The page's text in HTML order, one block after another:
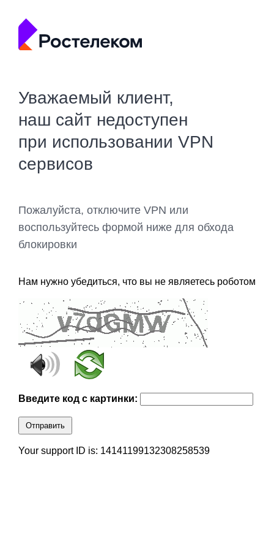
Уважаемый клиент,
наш сайт недоступен
при использовании VPN
сервисов
Пожалуйста, отключите VPN или
воспользуйтесь формой ниже для обхода
блокировки
Нам нужно убедиться, что вы не являетесь роботом
Введите код с картинки:
Отправить
Your support ID is: 14141199132308258539